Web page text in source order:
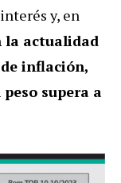
y, en
la actualidad
inflación,
supera a